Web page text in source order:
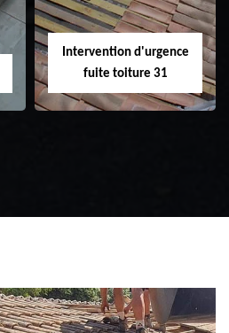
Intervention d'urgence
fuite toiture 31